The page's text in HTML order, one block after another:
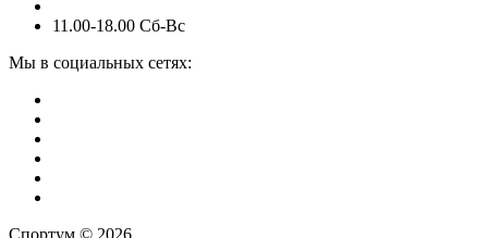
11.00-18.00 Сб-Вс
Мы в социальных сетях: